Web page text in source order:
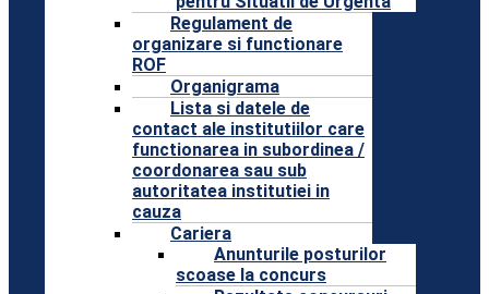
Regulament de
organizare si functionare
ROF
Organigrama
Lista si datele de
contact ale institutiilor care
functionarea in subordinea /
coordonarea sau sub
autoritatea institutiei in
cauza
Cariera
Anunturile posturilor
scoase la concurs